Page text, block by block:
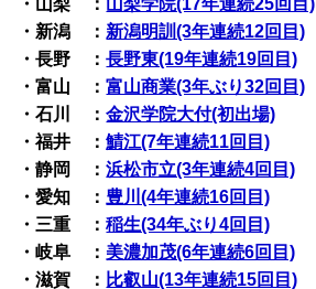
・山梨 ： 山梨学院(17年連続25回目)
・新潟 ：新潟明訓(3年連続12回目)
・長野 ：長野東(19年連続19回目)
・富山 ：富山商業(3年ぶり32回目)
・石川 ：金沢学院大付(初出場)
・福井 ：鯖江(7年連続11回目)
・静岡 ：浜松市立(3年連続4回目)
・愛知 ：豊川(4年連続16回目)
・三重 ：稲生(34年ぶり4回目)
・岐阜 ： 美濃加茂(6年連続6回目)
・滋賀 ： 比叡山(13年連続15回目)